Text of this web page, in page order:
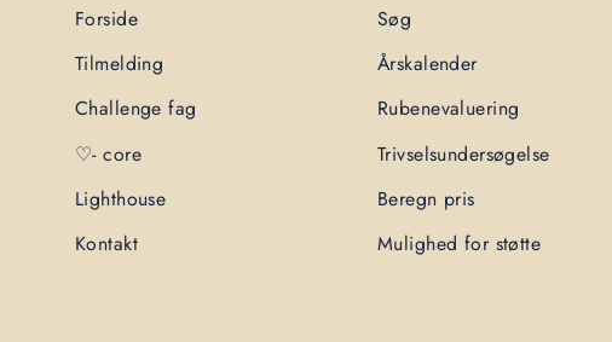
Forside
Tilmelding
Challenge fag
♡- core
Lighthouse
Kontakt
Søg
Årskalender
Rubenevaluering
Trivselsundersøgelse
Beregn pris
Mulighed for støtte